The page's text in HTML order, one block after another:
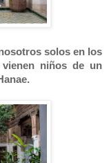
solos en los
niños de un